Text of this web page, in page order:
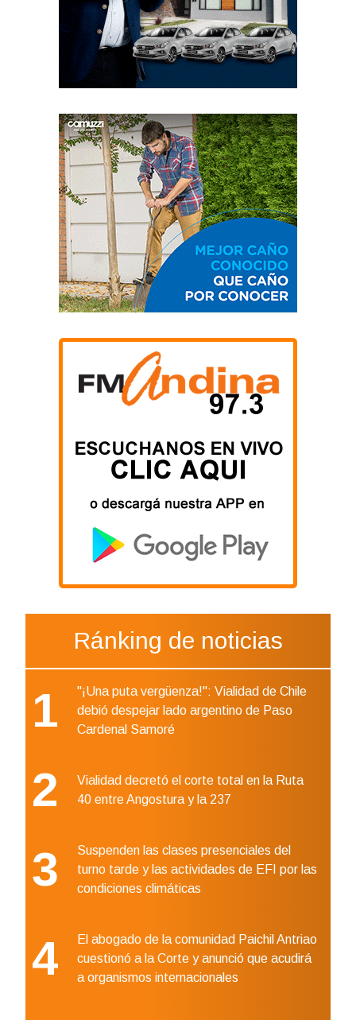
Ránking de noticias
1
"¡Una puta vergüenza!": Vialidad de Chile
debió despejar lado argentino de Paso
Cardenal Samoré
2
Vialidad decretó el corte total en la Ruta
40 entre Angostura y la 237
3
Suspenden las clases presenciales del
turno tarde y las actividades de EFI por las
condiciones climáticas
4
El abogado de la comunidad Paichil Antriao
cuestionó a la Corte y anunció que acudirá
a organismos internacionales